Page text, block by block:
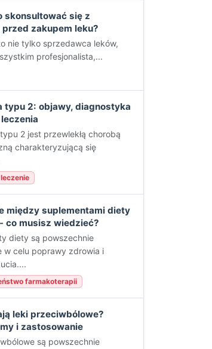
skonsultować się z
zakupem leku?
nie tylko sprzedawca leków,
profesjonalista,...
typu 2: objawy, diagnostyka
2 jest przewlekłą chorobą
charakteryzującą się
między suplementami diety
co musisz wiedzieć?
diety są powszechnie
w celu poprawy zdrowia i
farmakoterapii
leki przeciwbólowe?
i zastosowanie
są powszechnie